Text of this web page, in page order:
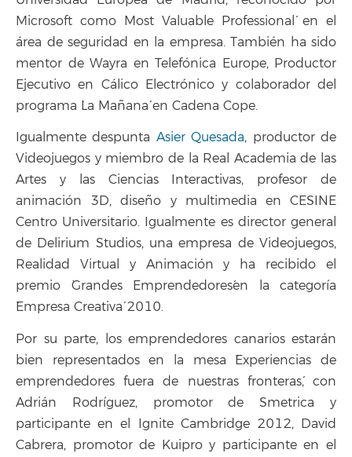
Microsoft como `Most Valuable Professional´ en el
área de seguridad en la empresa. También ha sido
mentor de Wayra en Telefónica Europe, Productor
Ejecutivo en Cálico Electrónico y colaborador del
programa `La Mañana´ en Cadena Cope.
Igualmente despunta Asier Quesada, productor de
Videojuegos y miembro de la Real Academia de las
Artes y las Ciencias Interactivas, profesor de
animación 3D, diseño y multimedia en CESINE
Centro Universitario. Igualmente es director general
de Delirium Studios, una empresa de Videojuegos,
Realidad Virtual y Animación y ha recibido el
premio `Grandes Emprendedores´en la categoría
`Empresa Creativa´ 2010.
Por su parte, los emprendedores canarios estarán
bien representados en la mesa `Experiencias de
emprendedores fuera de nuestras fronteras´, con
Adrián Rodríguez, promotor de Smetrica y
participante en el Ignite Cambridge 2012, David
Cabrera, promotor de Kuipro y participante en el